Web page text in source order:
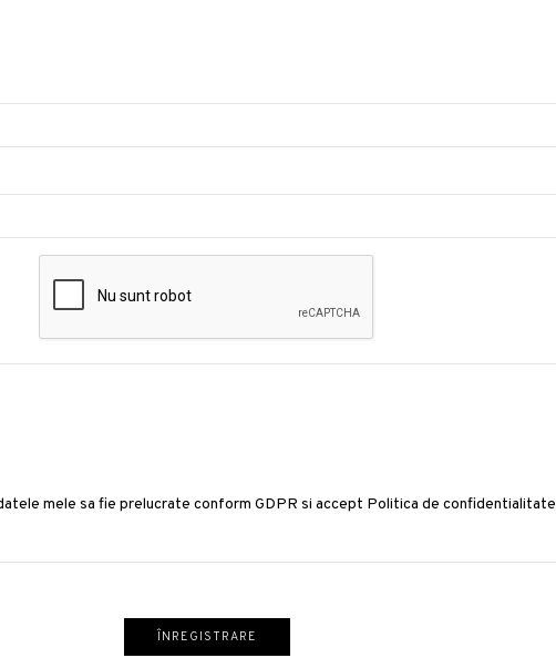
mele sa fie prelucrate conform GDPR si accept Politica de confidentialitate